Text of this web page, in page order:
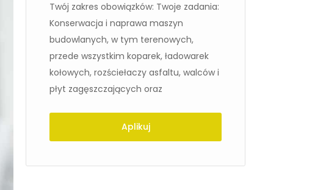
Twój zakres obowiązków: Twoje zadania:
Konserwacja i naprawa maszyn
budowlanych, w tym terenowych,
przede wszystkim koparek, ładowarek
kołowych, rozściełaczy asfaltu, walców i
płyt zagęszczających oraz
Aplikuj